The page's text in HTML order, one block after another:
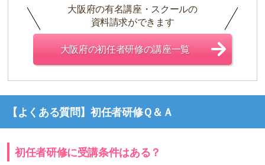
大阪府の有名講座・スクールの
資料請求ができます
大阪府の初任者研修の講座一覧
【よくある質問】初任者研修Ｑ＆Ａ
初任者研修に受講条件はある？